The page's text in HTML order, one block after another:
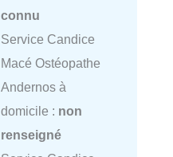
connu
Service Candice
Macé Ostéopathe
Andernos à
domicile : non
renseigné